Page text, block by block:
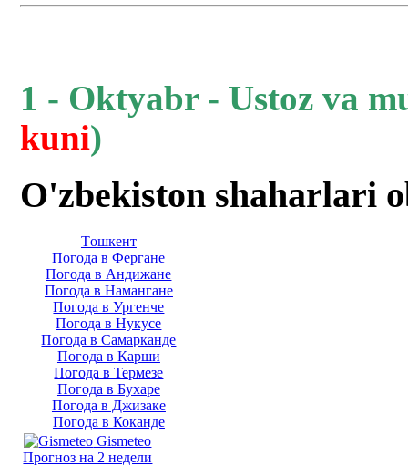
1 - Oktyabr - Ustoz va
kuni)
O'zbekiston shaharlari
Тoшкент
Погода в Фергане
Погода в Андижане
Погода в Намангане
Погода в Ургенче
Погода в Нукусе
Погода в Самарканде
Погода в Карши
Погода в Термезе
Погода в Бухаре
Погода в Джизаке
Погода в Коканде
Gismeteo
Прогноз на 2 недели